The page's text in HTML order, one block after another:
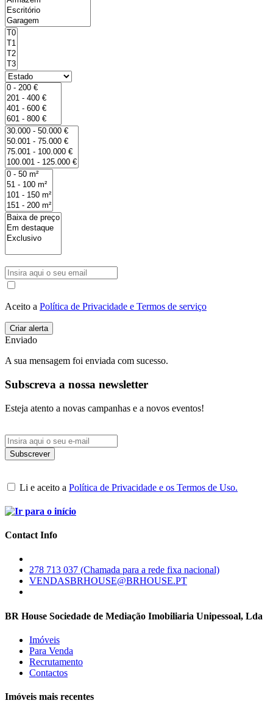
Aceito a Política de Privacidade e Termos de serviço
Enviado
A sua mensagem foi enviada com sucesso.
Subscreva a nossa newsletter
Esteja atento a novas campanhas e a novos eventos!
Li e aceito a Política de Privacidade e os Termos de Uso.
Contact Info
278 713 037 (Chamada para a rede fixa nacional)
VENDASBRHOUSE@BRHOUSE.PT
BR House Sociedade de Mediação Imobiliaria Unipessoal, Lda
Imóveis
Para Venda
Recrutamento
Contactos
Imóveis mais recentes